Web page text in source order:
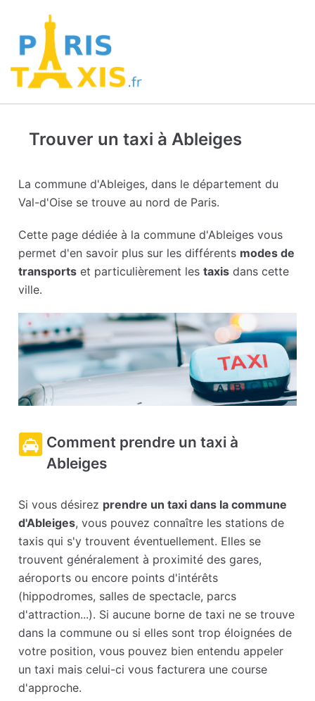
Trouver un taxi à Ableiges
La commune d'Ableiges, dans le département du
Val-d'Oise se trouve au nord de Paris.
Cette page dédiée à la commune d'Ableiges vous
permet d'en savoir plus sur les différents modes de
transports et particulièrement lestaxis dans cette
ville.
Comment prendre un taxi à
Ableiges
Si vous désirez prendre un taxi dans la commune
d'Ableiges, vous pouvez connaître les stations de
taxis qui s'y trouvent éventuellement. Elles se
trouvent généralement à proximité des gares,
aéroports ou encore points d'intérêts
(hippodromes, salles de spectacle, parcs
d'attraction...). Si aucune borne de taxi ne se trouve
dans la commune ou si elles sont trop éloignées de
votre position, vous pouvez bien entendu appeler
un taxi mais celui-ci vous facturera une course
d'approche.